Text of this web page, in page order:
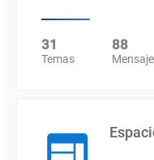
31
Temas
88